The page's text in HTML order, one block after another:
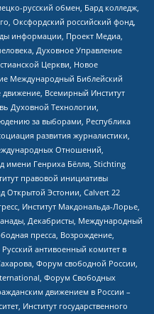
русский обмен, Бард колледж,
Оксфордский российский фонд,
информации, Проект Медиа,
Духовное Управление
Церкви, Новое
Международный Библейский
Всемирный Институт
Духовной Технологии,
за выборами, Республика
развития журналистики,
Отношений,
Генриха Бёлля, Stichting
правовой инициативы
Открытой Эстонии, Calvert 22
Институт Макдональда-Лорье,
Декабристы, Международный
пресса, Возрождение,
антивоенный комитет в
Форум свободной России,
Форум Свободных
движением в России –
Институт государственного